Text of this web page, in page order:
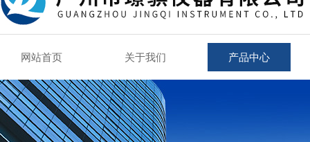
网站首页 关于我们 产品中心